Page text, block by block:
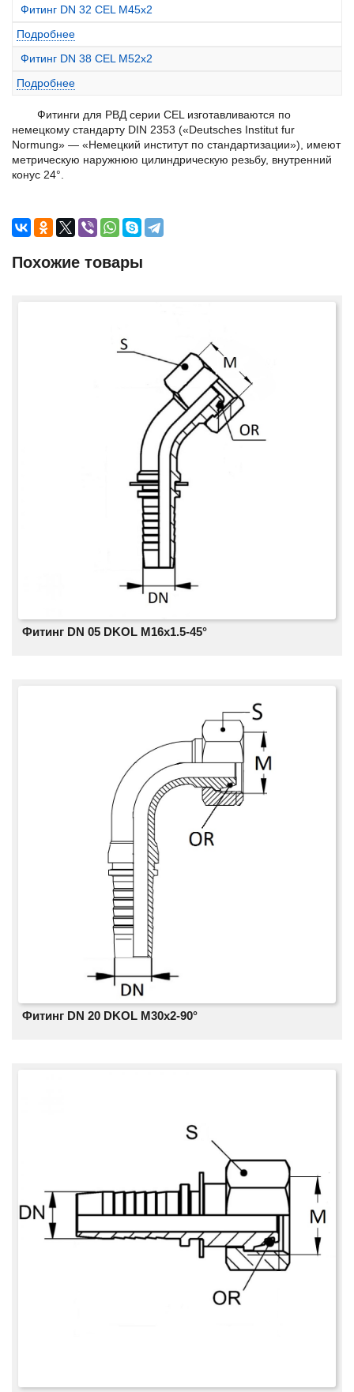
Фитинг DN 32 CEL M45x2
Подробнее
Фитинг DN 38 CEL M52x2
Подробнее
Фитинги для РВД серии CEL изготавливаются по
немецкому стандарту DIN 2353 («Deutsches Institut fur
Normung» — «Немецкий институт по стандартизации»), имеют
метрическую наружнюю цилиндрическую резьбу, внутренний
конус 24°.
Похожие товары
Фитинг DN 05 DKOL M16x1.5-45°
Фитинг DN 20 DKOL M30x2-90°